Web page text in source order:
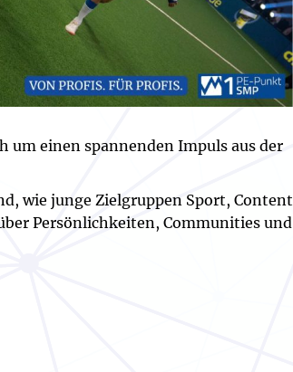
um einen spannenden Impuls aus der
wie junge Zielgruppen Sport, Content
Persönlichkeiten, Communities und